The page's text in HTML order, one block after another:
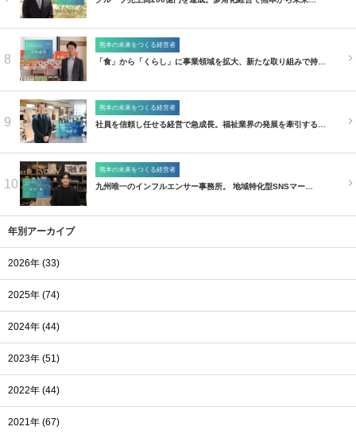
8
熊本の未来をつくる経営者
「食」から「くらし」に事業領域を拡大、新たな取り組みで持…
9
熊本の未来をつくる経営者
社員を信頼し任せる経営で急成長。福祉業界の発展を牽引する…
10
熊本の未来をつくる経営者
九州唯一のインフルエンサー事務所。 地域特化型SNSマー…
年別アーカイブ
2026年 (33)
2025年 (74)
2024年 (44)
2023年 (51)
2022年 (44)
2021年 (67)